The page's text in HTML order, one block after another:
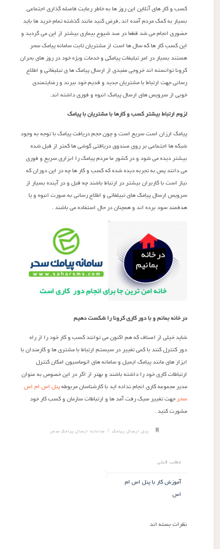
کسب و کار های آنلاین این روز ها به خاطر رعایت فاصله گذاری اجتماعی
بسیار به کمک مردم آمده اند ,فرض کنید مانند گذشته تمام خرید ها باید
حضوری انجام می شد قطعا در صد شیوع بیماری بیشتر از این می گردید و
این کسب کار ها که سال ها است از مشتریان ثابت سامانه پیامک سحر
هستند بسیار در امر تبلیغات پیامکی و خدمات ویژه خود در روز های بحران
کرونا توانسته اند خروجی مفیدی از ارسال پیامک ها ی تبلیغاتی و اطلاع
رسانی جهت ارتباط با مشتریان جدید و قدیم خود ببرند و رضایتمندی
خوبی از سرویس های ارسال پیامک انبوه و فوری داشته اند.
لزوم ارتباط بیشتر کسب و کارها با مشتریان با پیامک
پیامک ارزان است سریع است و چون حجم دریافت پیامک با توجه به وجود
شبکه ها اجتماعی بر روی صندوق دریاقتی گوشی ها کمتر از قبل شده
بیشتر دیده می شود و در کشور ما مردم پیامک را ابزاری سریع و فوری
می دانند پس به تجربه دیده شده که کسب و کار ها چه در این دوران که
نیاز است با کاربران بیشتر در ارتباط باشند چه قبل و در آینده بسیار از
سرویس ارسال پیامک های تبیلغاتی و اطلاع رسانی به صورت انبوه و یا
هدفمند سود برده اند و همچنان در حال استفاده می باشند .
در خانه بمانم و با دور کاری کرونا را شکست دهیم
شاید خیلی از اصناف که هم اکنون می توانند کسب و کار خود را از راه
دور کتترل کنند با کمی تغییر در سیستم ارتباط با مشتری ها و کارمندان با
ابزار های مانند پیامک ایمیل و سامانه های اتوماسیون امکان کنترل
ارتباطات کاری خود را داشته باشند و بهتر از اگر در این خصوص به عنوان
مدیر مجموعه کاری انجام نداده اید با کارشناسان مربوطهپنل اس ام اس
سحرجهت تغییر سبک رفت آمد ها و ارتباطات سازمان و کسب کار خود
مشورت کنید .
پنل ارسال پیامک/ سامانه ارسال پیامک سحر
مطلب قبلی
آموزش کار با پنل اس ام
اس
نظرات بسته اند